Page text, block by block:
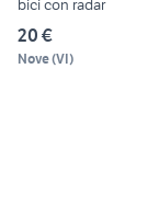
bici con radar
20 €
Nove(VI)